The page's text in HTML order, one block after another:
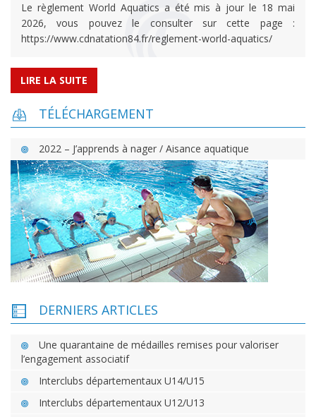
Le règlement World Aquatics a été mis à jour le 18 mai
2026, vous pouvez le consulter sur cette page :
https://www.cdnatation84.fr/reglement-world-aquatics/
LIRE LA SUITE
TÉLÉCHARGEMENT
2022 – J’apprends à nager / Aisance aquatique
DERNIERS ARTICLES
Une quarantaine de médailles remises pour valoriser
l’engagement associatif
Interclubs départementaux U14/U15
Interclubs départementaux U12/U13